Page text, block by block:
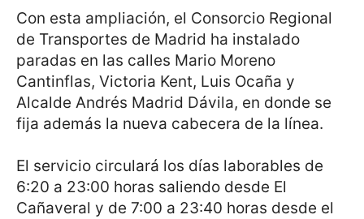
Con esta ampliación, el Consorcio Regional
de Transportes de Madrid ha instalado
paradas en las calles Mario Moreno
Cantinflas, Victoria Kent, Luis Ocaña y
Alcalde Andrés Madrid Dávila, en donde se
fija además la nueva cabecera de la línea.
El servicio circulará los días laborables de
6:20 a 23:00 horas saliendo desde El
Cañaveral y de 7:00 a 23:40 horas desde el